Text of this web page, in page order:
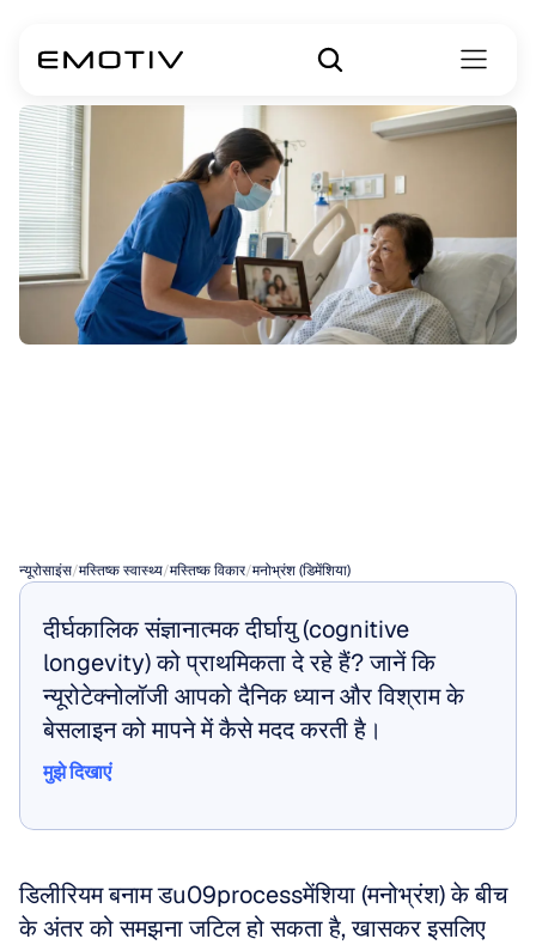
न्यूरोसाइंस/मस्तिष्क स्वास्थ्य/मस्तिष्क विकार/मनोभ्रंश (डिमेंशिया)
दीर्घकालिक संज्ञानात्मक दीर्घायु (cognitive
longevity) को प्राथमिकता दे रहे हैं? जानें कि
न्यूरोटेक्नोलॉजी आपको दैनिक ध्यान और विश्राम के
बेसलाइन को मापने में कैसे मदद करती है।
मुझे दिखाएं
डिलीरियम बनाम डu09processमेंशिया (मनोभ्रंश) के बीच
के अंतर को समझना जटिल हो सकता है, खासकर इसलिए